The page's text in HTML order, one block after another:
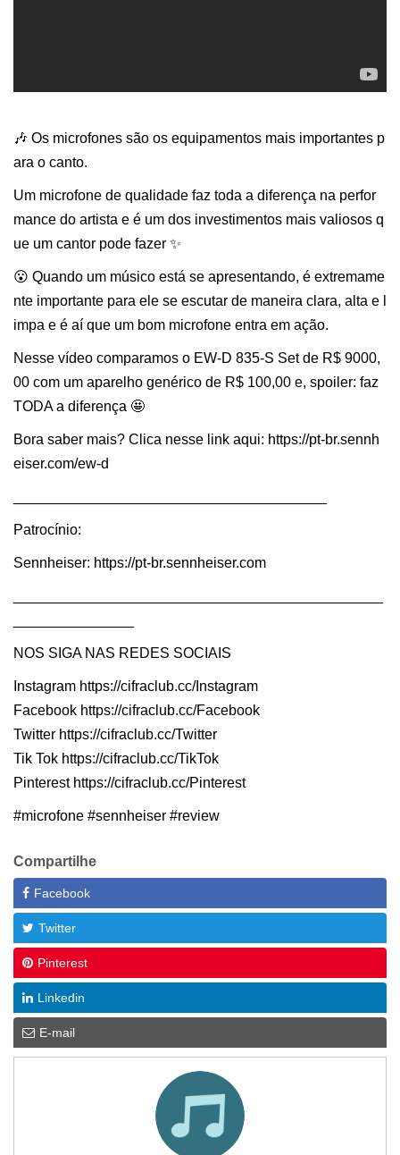
🎶 Os microfones são os equipamentos mais importantes p
ara o canto.
Um microfone de qualidade faz toda a diferença na perfor
mance do artista e é um dos investimentos mais valiosos q
ue um cantor pode fazer ✨
😮 Quando um músico está se apresentando, é extremame
nte importante para ele se escutar de maneira clara, alta e l
impa e é aí que um bom microfone entra em ação.
Nesse vídeo comparamos o EW-D 835-S Set de R$ 9000,
00 com um aparelho genérico de R$ 100,00 e, spoiler: faz
TODA a diferença 🤩
Bora saber mais? Clica nesse link aqui: https://pt-br.sennh
eiser.com/ew-d
Patrocínio:
Sennheiser: https://pt-br.sennheiser.com
NOS SIGA NAS REDES SOCIAIS
Instagram https://cifraclub.cc/Instagram​
Facebook https://cifraclub.cc/Facebook​
Twitter https://cifraclub.cc/Twitter​
Tik Tok https://cifraclub.cc/TikTok​
Pinterest https://cifraclub.cc/Pinterest
#microfone #sennheiser #review
Compartilhe
Facebook
Twitter
Pinterest
Linkedin
E-mail